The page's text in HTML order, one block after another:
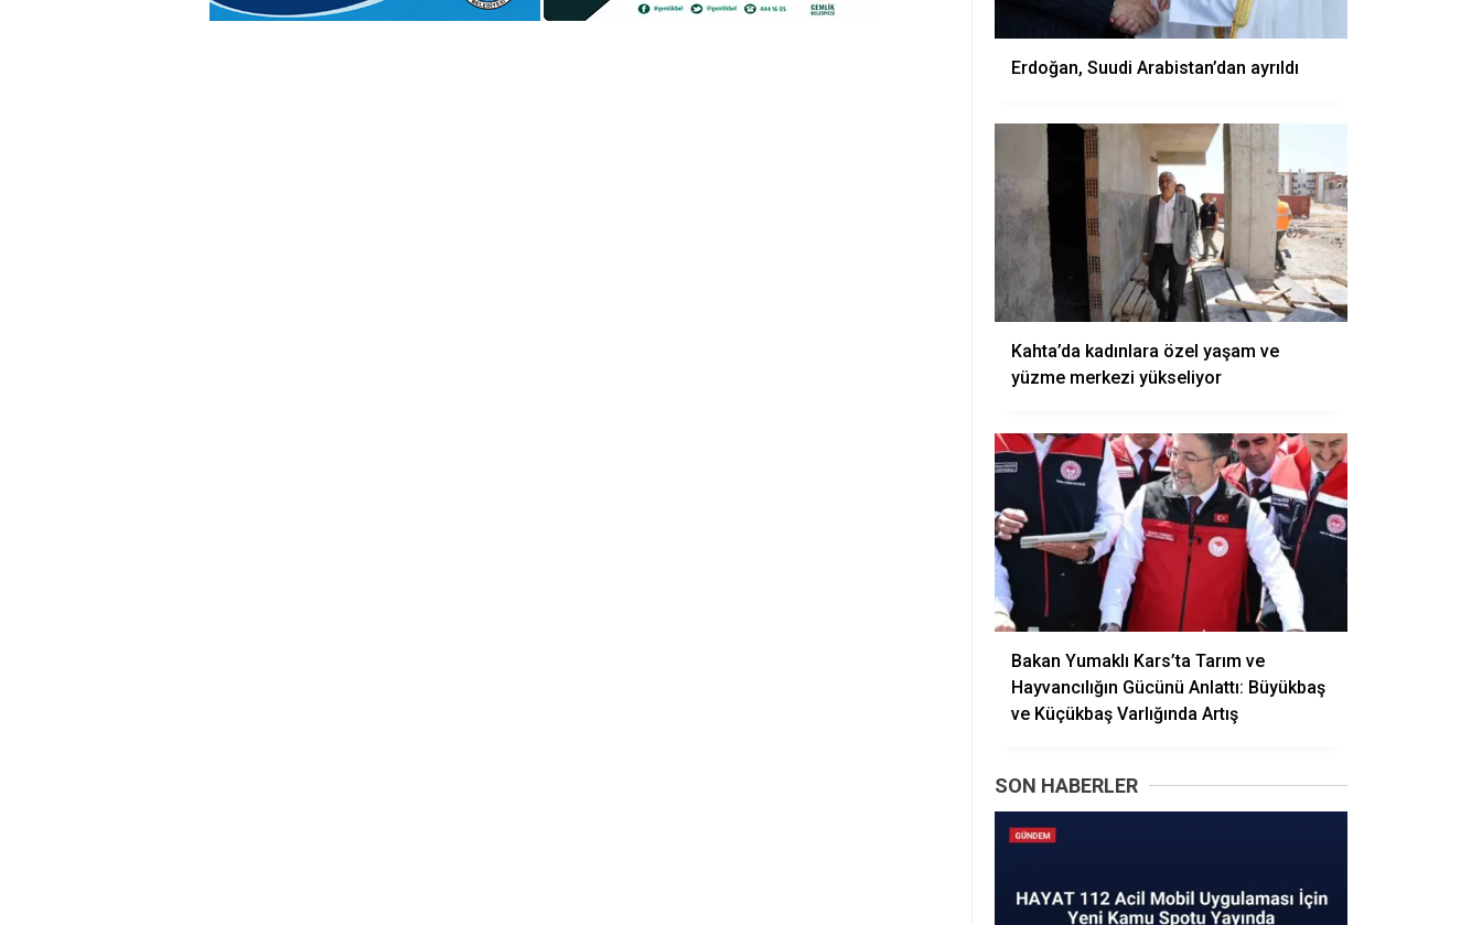
Erdoğan, Suudi Arabistan’dan ayrıldı
Kahta’da kadınlara özel yaşam ve
yüzme merkezi yükseliyor
Bakan Yumaklı Kars’ta Tarım ve
Hayvancılığın Gücünü Anlattı: Büyükbaş
ve Küçükbaş Varlığında Artış
SON HABERLER